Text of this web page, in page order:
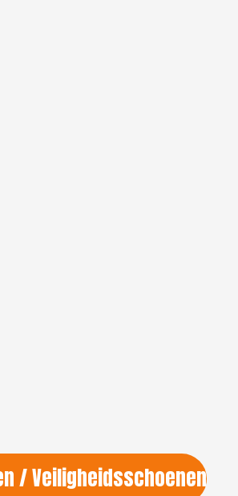
/ Veiligheidsschoenen